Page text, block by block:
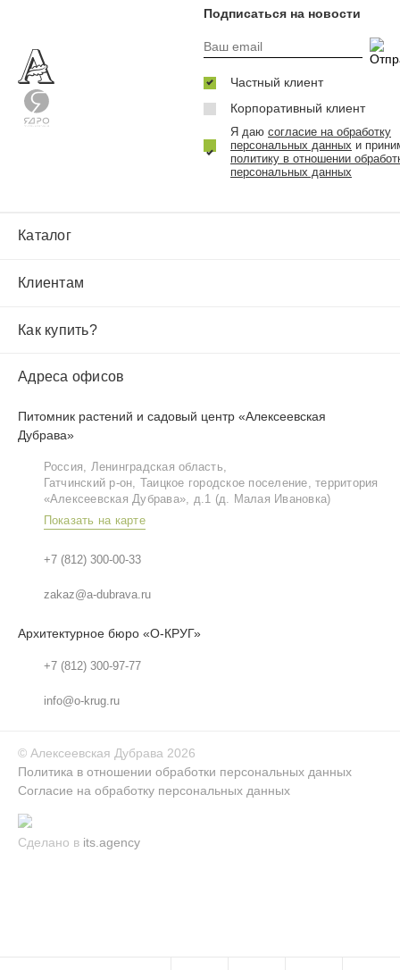
Каталог
Клиентам
Как купить?
Адреса офисов
Питомник растений и садовый центр «Алексеевская
Дубрава»
Россия, Ленинградская область,
Гатчинский р‑он, Таицкое городское поселение, территория
«Алексеевская Дубрава», д.1 (д. Малая Ивановка)
Показать на карте
+7 (812) 300-00-33
zakaz@a-dubrava.ru
Архитектурное бюро «О-КРУГ»
+7 (812) 300-97-77
info@o-krug.ru
Подписаться на новости
Частный клиент
Корпоративный клиент
Я даю согласие на обработку
персональных данных и
политику в отношении
персональных данных
© Алексеевская Дубрава 2026
Политика в отношении обработки персональных данных
Согласие на обработку персональных данных
Сделано в its.agency